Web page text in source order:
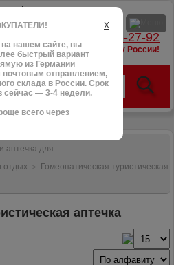
тел.: +7 (966) 095-27-92
доставим в любую точку России!
X
нашем сайте, вы
быстрый вариант
из Германии
отправлением,
склада в России. Срок
сейчас — 3-4 недели.
всего через
аптечка для
отдых >
Гомеопатическая туристическая
аптечка